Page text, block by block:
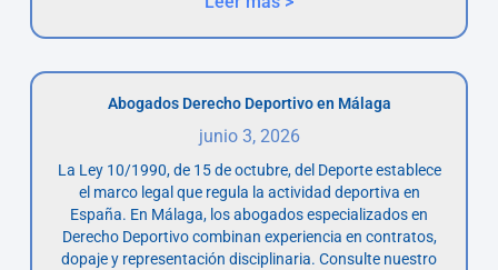
Abogados Derecho Deportivo en Málaga
junio 3, 2026
La Ley 10/1990, de 15 de octubre, del Deporte establece
el marco legal que regula la actividad deportiva en
España. En Málaga, los abogados especializados en
Derecho Deportivo combinan experiencia en contratos,
dopaje y representación disciplinaria. Consulte nuestro